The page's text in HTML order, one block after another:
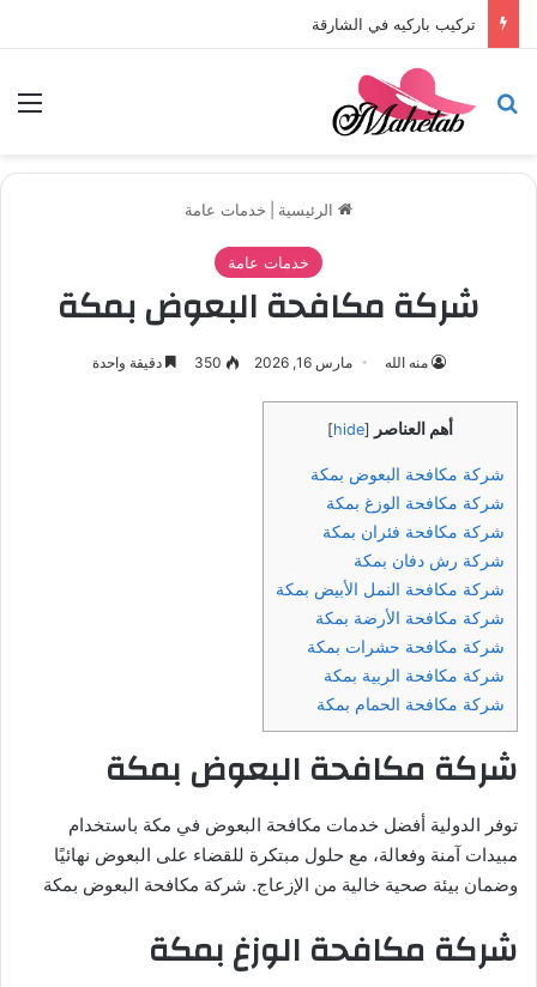
تركيب باركيه في الشارقة
بحث عن
الرئيسية خدمات عامة
خدمات عامة
شركة مكافحة البعوض بمكة
منه الله مارس 16, 2026 350 دقيقة واحدة
أهم العناصر [
hide
]
شركة مكافحة البعوض بمكة
شركة مكافحة الوزغ بمكة
شركة مكافحة فئران بمكة
شركة رش دفان بمكة
شركة مكافحة النمل الأبيض بمكة
شركة مكافحة الأرضة بمكة
شركة مكافحة حشرات بمكة
شركة مكافحة الربية بمكة
شركة مكافحة الحمام بمكة
شركة مكافحة البعوض بمكة
توفر الدولية أفضل خدمات مكافحة البعوض في مكة باستخدام
مبيدات آمنة وفعالة، مع حلول مبتكرة للقضاء على البعوض نهائيًا
وضمان بيئة صحية خالية من الإزعاج. شركة مكافحة البعوض بمكة
شركة مكافحة الوزغ بمكة